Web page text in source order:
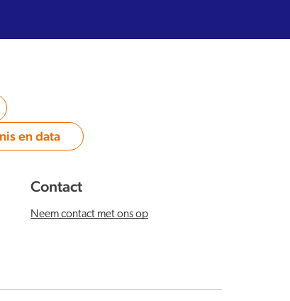
Category:
en data
Contact
Neem contact met ons op